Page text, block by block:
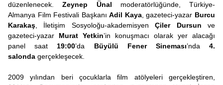
düzenlenecek.Zeynep Ünal moderatörlüğünde, Türkiye-
Almanya Film Festivali BaşkanıAdil Kaya, gazeteci-yazar Burcu
Karakaş, İletişim Sosyoloğu-akademisyenÇiler Dursun ve
gazeteci-yazar Murat Yetkin’in konuşmacı olarak yer alacağı
panel saat19:00’da Büyülü Fener Sineması’nda4.
salonda gerçekleşecek.
2009 yılından beri çocuklarla film atölyeleri gerçekleştiren,